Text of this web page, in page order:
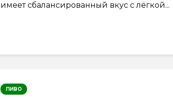
имеет сбалансированный вкус с лёгкой...
ПИВО